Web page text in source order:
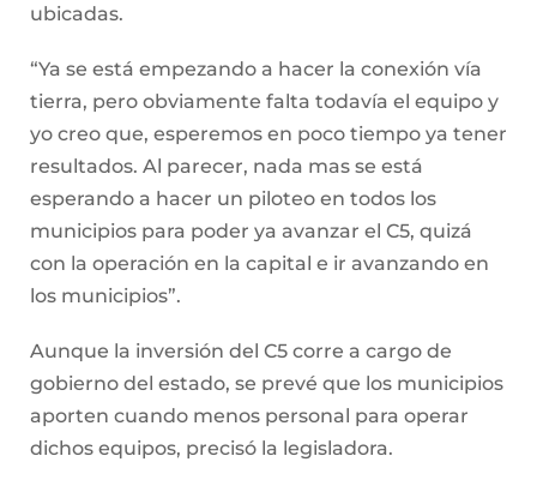
ubicadas.
“Ya se está empezando a hacer la conexión vía
tierra, pero obviamente falta todavía el equipo y
yo creo que, esperemos en poco tiempo ya tener
resultados. Al parecer, nada mas se está
esperando a hacer un piloteo en todos los
municipios para poder ya avanzar el C5, quizá
con la operación en la capital e ir avanzando en
los municipios”.
Aunque la inversión del C5 corre a cargo de
gobierno del estado, se prevé que los municipios
aporten cuando menos personal para operar
dichos equipos, precisó la legisladora.